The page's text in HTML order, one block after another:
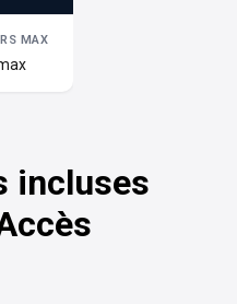
incluses